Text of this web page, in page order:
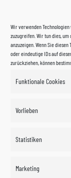
Wir verwenden
zuzugreifen. Wir tun dies,
anzuzeigen. Wenn Sie
oder eindeutige IDs auf
zurückziehen, können
Funktionale Cookies
Vorlieben
Statistiken
Marketing